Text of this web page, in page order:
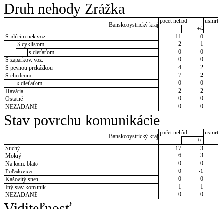
Druh nehody Zrážka
Banskobystrický kraj
počet nehôd
+/-
S idúcim nek.voz.
11
0
S cyklistom
2
1
s dieťaťom
0
0
S zaparkov. voz.
0
0
S pevnou prekážkou
4
2
S chodcom
7
2
s dieťaťom
0
0
Havária
2
2
Ostatné
0
0
NEZADANÉ
0 0
Stav povrchu komunikácie
Banskobystrický kraj
počet nehôd
+/-
Suchý
17
3
Mokrý
6
3
Na kom. blato
0
0
Poľadovica
0
-1
Kašovitý sneh
0
0
Iný stav komunik.
1
1
NEZADANÉ
0 0